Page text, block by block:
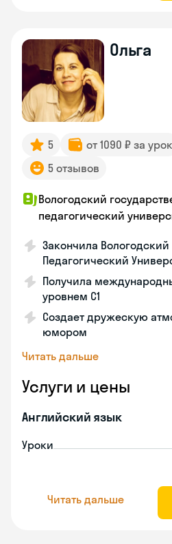
Ольга
5 от 1090 ₽ за урок
5 отзывов
Вологодский
педагогический
Закончила
Педагогический
Получила
уровнем C1
Создает дружескую
юмором
Читать дальше
Услуги и цены
Английский язык
Уроки
Читать дальше